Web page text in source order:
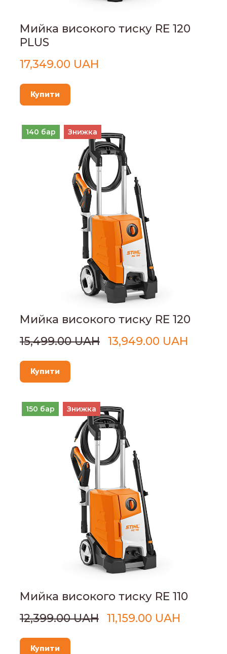
Мийка високого тиску RE 120
PLUS
17,349.00 UAH
Купити
140 бар Знижка
Мийка високого тиску RE 120
15,499.00 UAH 13,949.00 UAH
Купити
150 бар Знижка
Мийка високого тиску RE 110
12,399.00 UAH 11,159.00 UAH
Купити